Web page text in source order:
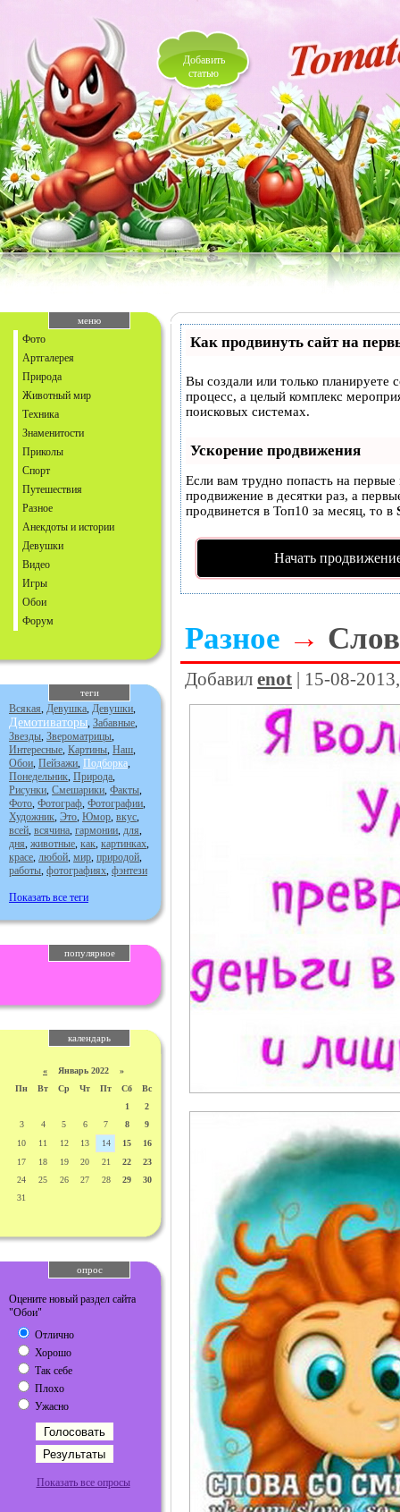
Добавить
статью
меню
Фото
Артгалерея
Природа
Животный мир
Техника
Знаменитости
Приколы
Спорт
Путешествия
Разное
Анекдоты и истории
Девушки
Видео
Игры
Обои
Форум
теги
Всякая, Девушка, Девушки,
Демотиваторы, Забавные,
Звезды, Звероматрицы,
Интересные, Картины, Наш,
Обои, Пейзажи, Подборка,
Понедельник, Природа,
Рисунки, Смешарики, Факты,
Фото, Фотограф, Фотографии,
Художник, Это, Юмор, вкус,
всей, всячина, гармонии, для,
дня, животные, как, картинках,
красе, любой, мир, природой,
работы, фотографиях, фэнтези
Показать все теги
популярное
календарь
« Январь 2022 »
Пн
Вт Ср Чт Пт Сб
Вс
1
2
3
4 5 6 7 8
9
10
11 12 13 14 15
16
17
18 19 20 21 22
23
24
25 26 27 28 29
30
31
опрос
Оцените новый раздел сайта
"Обои"
Отлично
Хорошо
Так себе
Плохо
Ужасно
Показать все опросы
Как продвинуть сайт на
Вы создали или только планируете
процесс, а целый комплекс
поисковых системах.
Ускорение продвижения
Если вам трудно попасть на
продвижение в десятки раз, а
продвинется в Топ10 за месяц, то в
Начать
Разное →
Добавил enot | 15-08-